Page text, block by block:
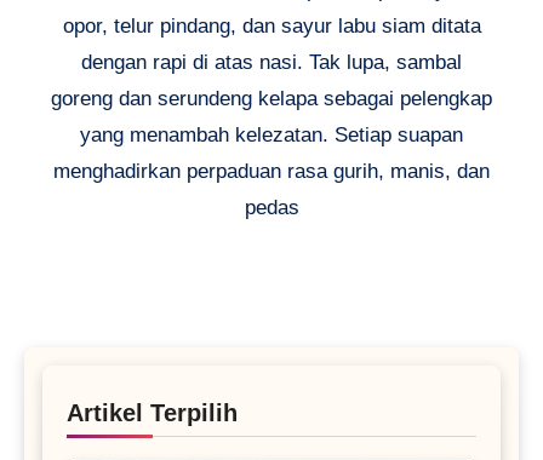
opor, telur pindang, dan sayur labu siam ditata
dengan rapi di atas nasi. Tak lupa, sambal
goreng dan serundeng kelapa sebagai pelengkap
yang menambah kelezatan. Setiap suapan
menghadirkan perpaduan rasa gurih, manis, dan
pedas
Artikel Terpilih